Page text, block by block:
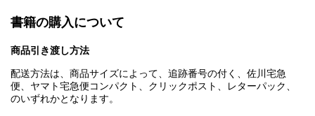
書籍の購入について
商品引き渡し方法
配送方法は、商品サイズによって、追跡番号の付く、佐川宅急
便、ヤマト宅急便コンパクト、クリックポスト、レターパック、
のいずれかとなります。